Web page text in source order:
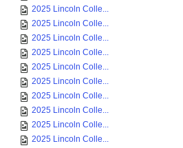
2025 Lincoln Colle...
2025 Lincoln Colle...
2025 Lincoln Colle...
2025 Lincoln Colle...
2025 Lincoln Colle...
2025 Lincoln Colle...
2025 Lincoln Colle...
2025 Lincoln Colle...
2025 Lincoln Colle...
2025 Lincoln Colle...